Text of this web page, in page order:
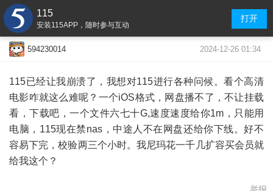
115
安装115APP，随时参与互动
打开
594230014 2024-12-26 01:34
115已经让我崩溃了，我想对115进行各种问候。看个高清
电影咋就这么难呢？一个iOS格式，网盘播不了，不让挂载
看，下载吧，一个文件六七十G,速度速度给你1m，只能用
电脑，115现在禁nas，中途人不在网盘还给你下线。好不
容易下完，校验两三个小时。我尼玛花一千几扩容买会员就
给我这个？